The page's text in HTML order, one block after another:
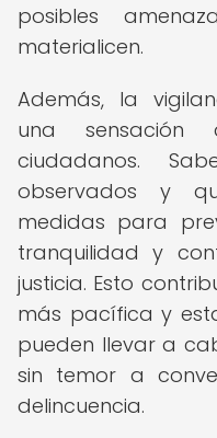
posibles
materialicen.
Además, la
una
ciudadanos.
observados y
medidas para
tranquilidad y
justicia. Esto
más pacífica y
pueden llevar a
sin temor a
delincuencia.